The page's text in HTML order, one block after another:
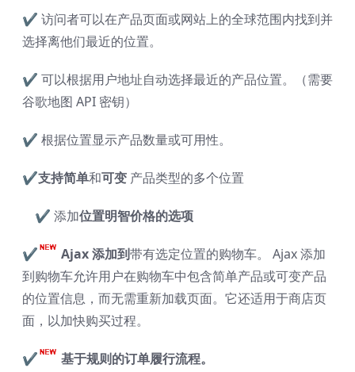
✔ 访问者可以在产品页面或网站上的全球范围内找到并
选择离他们最近的位置。
✔ 可以根据用户地址自动选择最近的产品位置。（需要
谷歌地图 API 密钥）
✔ 根据位置显示产品数量或可用性。
✔支持简单和可变 产品类型的多个位置
✔ 添加位置明智价格的选项
✔ Ajax 添加到带有选定位置的购物车。
Ajax 添加
到购物车允许用户在购物车中包含简单产品或可变产品
的位置信息，而无需重新加载页面。它还适用于商店页
面，以加快购买过程。
✔ 基于规则的订单履行流程。